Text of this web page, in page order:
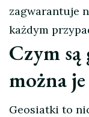
zagwarantuje
każdym
Czym
można je
Geosiatki to